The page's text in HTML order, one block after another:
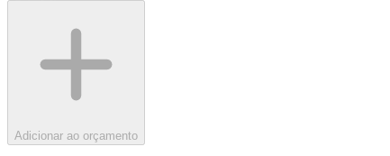
Adicionar ao orçamento